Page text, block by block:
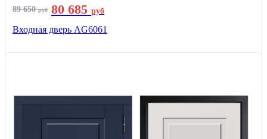
89 650руб 80 685 руб
Входная дверь AG6061